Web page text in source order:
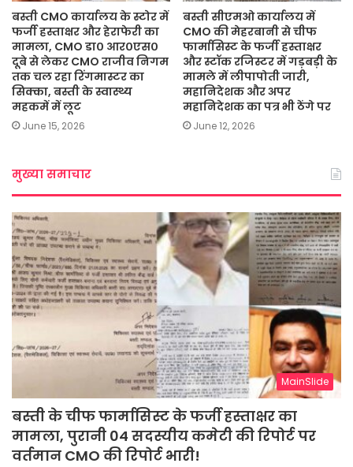
बस्ती CMO कार्यालय के स्टोर में
फर्जी हस्ताक्षर और हेराफेरी का
मामला, CMO डा० आर०एस०
दूबे से लेकर CMO राजीव निगम
तक चल रहा रिंगमास्टर का
सिक्का, बस्ती के स्वास्थ्य
महकमें में लूट
June 15, 2026
बस्ती सीएमओ कार्यालय में
CMO की मेहरबानी से चीफ
फार्मासिस्ट के फर्जी हस्ताक्षर
और स्टॉक रजिस्टर में गड़बड़ी के
मामले में लीपापोती जारी,
महानिदेशक और अपर
महानिदेशक का पत्र भी ठेंगे पर
June 12, 2026
मुख्या समाचार
MainSlide
बस्ती के चीफ फार्मासिस्ट के फर्जी हस्ताक्षर का
मामला, पुरानी 04 सदस्यीय कमेटी की रिपोर्ट पर
वर्तमान CMO की रिपोर्ट भारी!